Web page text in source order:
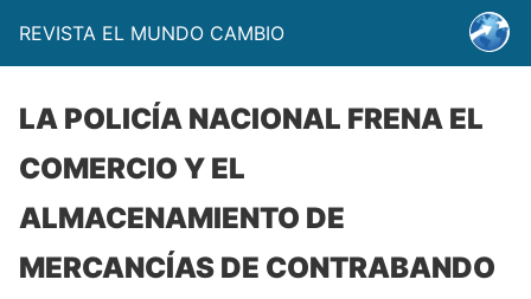
REVISTA EL MUNDO CAMBIO
LA POLICÍA NACIONAL FRENA EL
COMERCIO Y EL
ALMACENAMIENTO DE
MERCANCÍAS DE CONTRABANDO